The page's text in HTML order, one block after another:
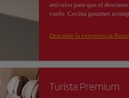
artículos para que el
vuelo. Cocina gourmet
Descubre la experiencia
Turista Premium